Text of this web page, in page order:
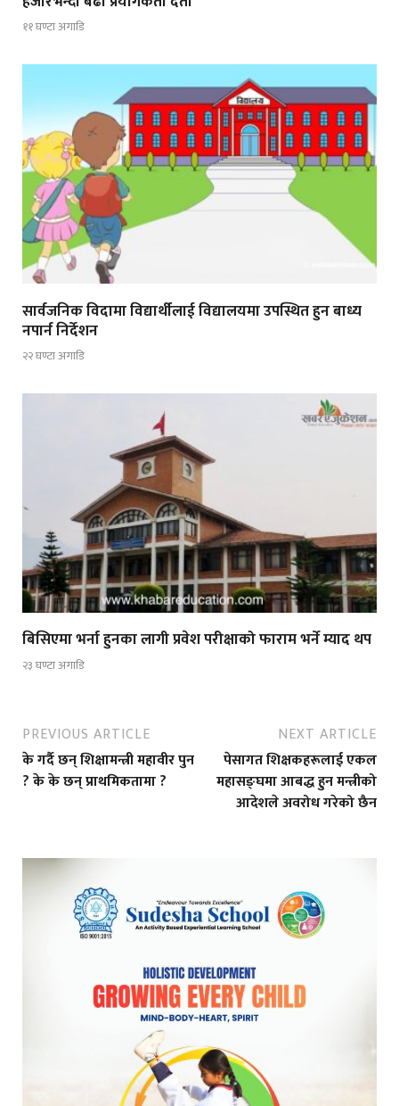
११ घण्टा अगाडि
सार्वजनिक विदामा विद्यार्थीलाई विद्यालयमा उपस्थित हुन बाध्य
नपार्न निर्देशन
२२ घण्टा अगाडि
बिसिएमा भर्ना हुनका लागी प्रवेश परीक्षाको फाराम भर्ने म्याद थप
२३ घण्टा अगाडि
PREVIOUS ARTICLE
के गर्दै छन् शिक्षामन्त्री महावीर पुन
? के के छन् प्राथमिकतामा ?
NEXT ARTICLE
पेसागत शिक्षकहरूलाई एकल
महासङ्घमा आबद्ध हुन मन्त्रीको
आदेशले अवरोध गरेको छैन